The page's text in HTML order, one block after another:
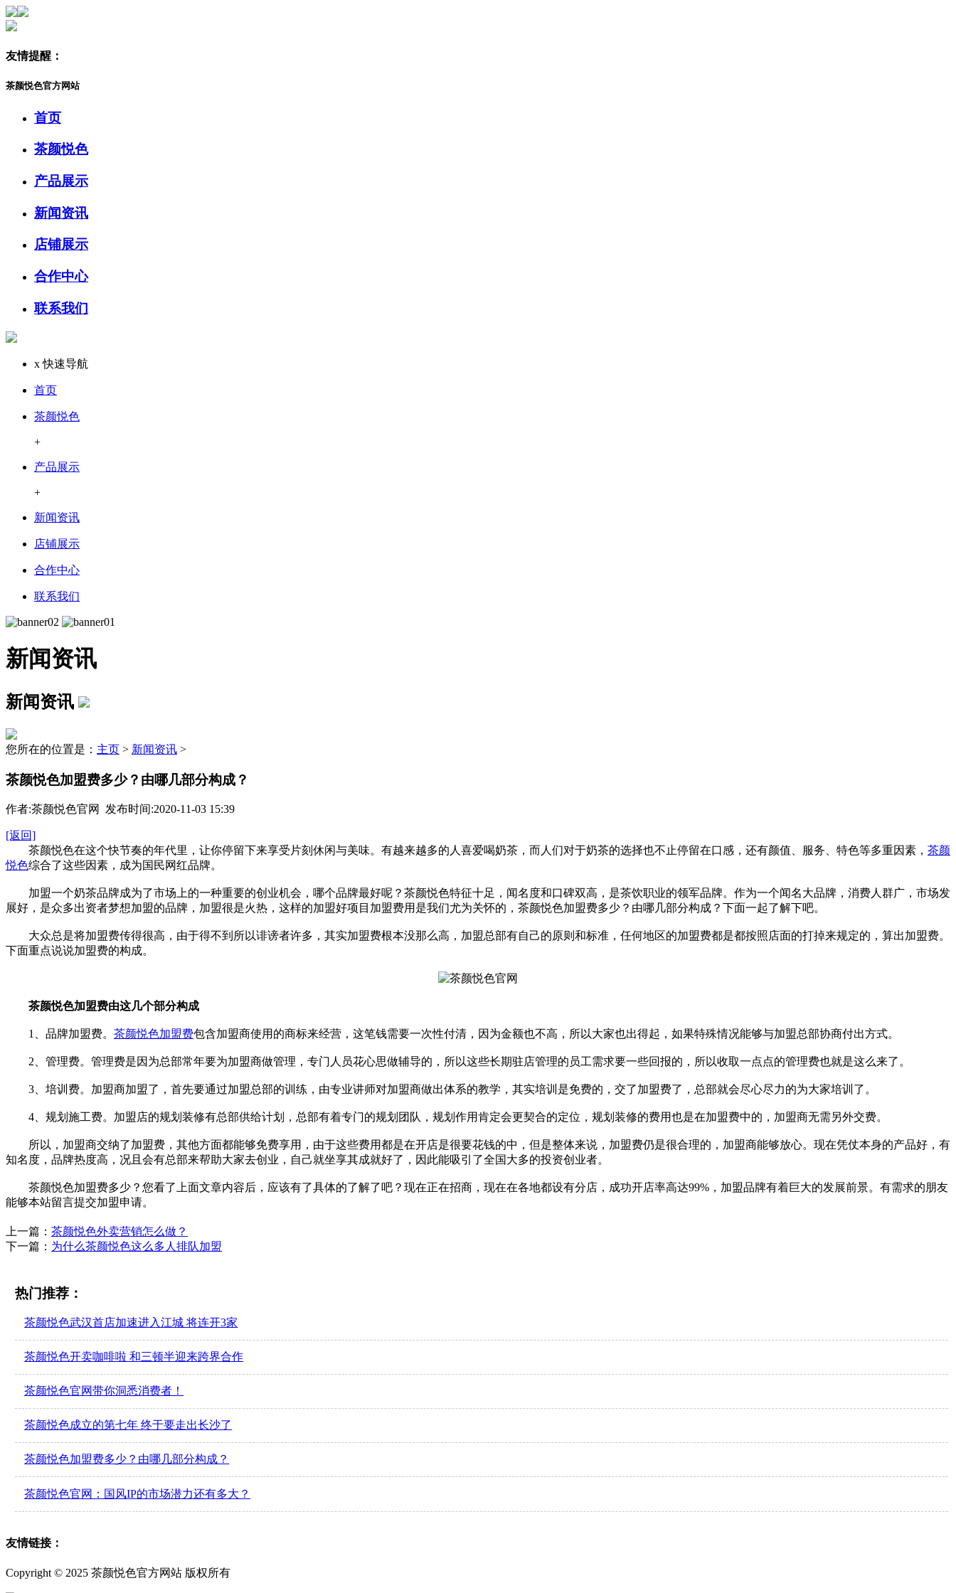
友情提醒：
茶颜悦色官方网站
首页
茶颜悦色
产品展示
新闻资讯
店铺展示
合作中心
联系我们
x快速导航
首页
茶颜悦色
+
产品展示
+
新闻资讯
店铺展示
合作中心
联系我们
新闻资讯
新闻资讯
您所在的位置是： 主页 > 新闻资讯 >
茶颜悦色加盟费多少？由哪几部分构成？
作者:茶颜悦色官网 发布时间:2020-11-03 15:39
[返回]
茶颜悦色在这个快节奏的年代里，让你停留下来享受片刻休闲与美味。有越来越多的人喜爱喝奶茶，而人们对于奶茶的选择也不止停留在口感，还有颜值、服务、特色等多重因素， 茶颜
悦色综合了这些因素，成为国民网红品牌。
加盟一个奶茶品牌成为了市场上的一种重要的创业机会，哪个品牌最好呢？茶颜悦色特征十足，闻名度和口碑双高，是茶饮职业的领军品牌。作为一个闻名大品牌，消费人群广，市场发
展好，是众多出资者梦想加盟的品牌，加盟很是火热，这样的加盟好项目加盟费用是我们尤为关怀的，茶颜悦色加盟费多少？由哪几部分构成？下面一起了解下吧。
大众总是将加盟费传得很高，由于得不到所以诽谤者许多，其实加盟费根本没那么高，加盟总部有自己的原则和标准，任何地区的加盟费都是都按照店面的打掉来规定的，算出加盟费。
下面重点说说加盟费的构成。
茶颜悦色加盟费由这几个部分构成
1、品牌加盟费。 茶颜悦色加盟费包含加盟商使用的商标来经营，这笔钱需要一次性付清，因为金额也不高，所以大家也出得起，如果特殊情况能够与加盟总部协商付出方式。
2、管理费。管理费是因为总部常年要为加盟商做管理，专门人员花心思做辅导的，所以这些长期驻店管理的员工需求要一些回报的，所以收取一点点的管理费也就是这么来了。
3、培训费。加盟商加盟了，首先要通过加盟总部的训练，由专业讲师对加盟商做出体系的教学，其实培训是免费的，交了加盟费了，总部就会尽心尽力的为大家培训了。
4、规划施工费。加盟店的规划装修有总部供给计划，总部有着专门的规划团队，规划作用肯定会更契合的定位，规划装修的费用也是在加盟费中的，加盟商无需另外交费。
所以，加盟商交纳了加盟费，其他方面都能够免费享用，由于这些费用都是在开店是很要花钱的中，但是整体来说，加盟费仍是很合理的，加盟商能够放心。现在凭仗本身的产品好，有
知名度，品牌热度高，况且会有总部来帮助大家去创业，自己就坐享其成就好了，因此能吸引了全国大多的投资创业者。
茶颜悦色加盟费多少？您看了上面文章内容后，应该有了具体的了解了吧？现在正在招商，现在在各地都设有分店，成功开店率高达99%，加盟品牌有着巨大的发展前景。有需求的朋友
能够本站留言提交加盟申请。
上一篇： 茶颜悦色外卖营销怎么做？
下一篇： 为什么茶颜悦色这么多人排队加盟
热门推荐：
茶颜悦色武汉首店加速进入江城 将连开3家
茶颜悦色开卖咖啡啦 和三顿半迎来跨界合作
茶颜悦色官网带你洞悉消费者！
茶颜悦色成立的第七年 终于要走出长沙了
茶颜悦色加盟费多少？由哪几部分构成？
茶颜悦色官网：国风IP的市场潜力还有多大？
友情链接：
Copyright © 2025 茶颜悦色官方网站 版权所有